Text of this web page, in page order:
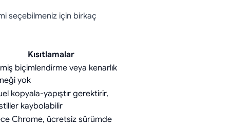
seçebilmeniz için birkaç
Kısıtlamalar
biçimlendirme veya kenarlık
yok
kopyala-yapıştır gerektirir,
kaybolabilir
Chrome, ücretsiz sürümde